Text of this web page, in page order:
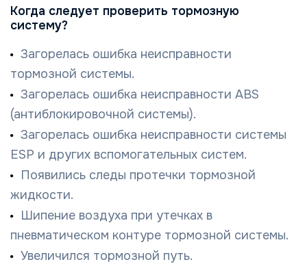
Когда следует проверить тормозную
систему?
Загорелась ошибка неисправности
тормозной системы.
Загорелась ошибка неисправности ABS
(антиблокировочной системы).
Загорелась ошибка неисправности системы
ESP и других вспомогательных систем.
Появились следы протечки тормозной
жидкости.
Шипение воздуха при утечках в
пневматическом контуре тормозной системы.
Увеличился тормозной путь.